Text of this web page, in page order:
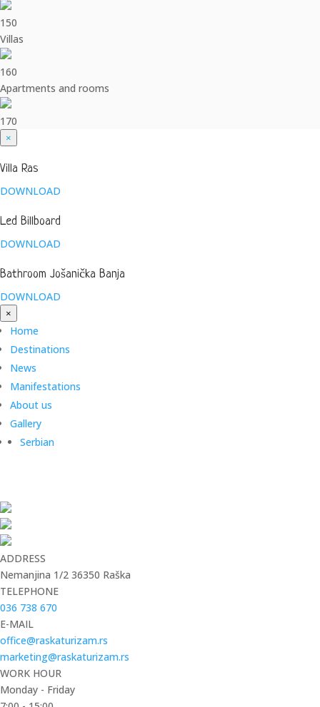
150
Villas
160
Apartments and rooms
170
×
Villa Ras
DOWNLOAD
Led Billboard
DOWNLOAD
Bathroom Jošanička Banja
DOWNLOAD
×
Home
Destinations
News
Manifestations
About us
Gallery
Serbian
ADDRESS
Nemanjina 1/2 36350 Raška
TELEPHONE
036 738 670
E-MAIL
office@raskaturizam.rs
marketing@raskaturizam.rs
WORK HOUR
Monday - Friday